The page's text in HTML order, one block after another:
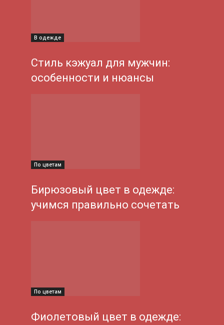
В одежде
Стиль кэжуал для мужчин:
особенности и нюансы
По цветам
Бирюзовый цвет в одежде:
учимся правильно сочетать
По цветам
Фиолетовый цвет в одежде: